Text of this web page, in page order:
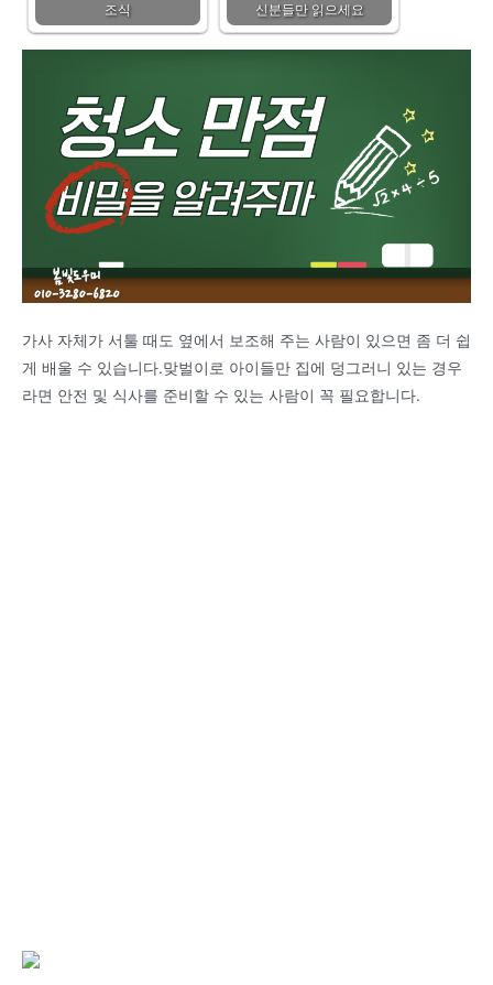
조식
신분들만 읽으세요
가사 자체가 서툴 때도 옆에서 보조해 주는 사람이 있으면 좀 더 쉽
게 배울 수 있습니다.맞벌이로 아이들만 집에 덩그러니 있는 경우
라면 안전 및 식사를 준비할 수 있는 사람이 꼭 필요합니다.